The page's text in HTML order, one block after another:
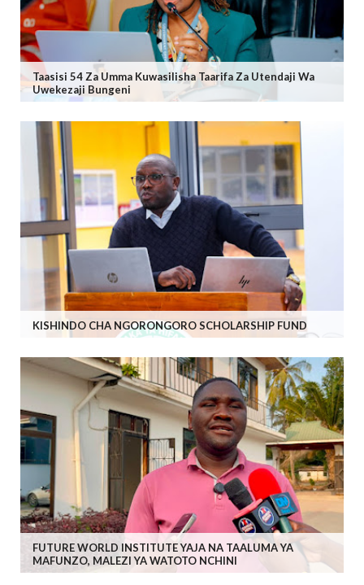
Taasisi 54 Za Umma Kuwasilisha Taarifa Za Utendaji Wa
Uwekezaji Bungeni
KISHINDO CHA NGORONGORO SCHOLARSHIP FUND
FUTURE WORLD INSTITUTE YAJA NA TAALUMA YA
MAFUNZO, MALEZI YA WATOTO NCHINI